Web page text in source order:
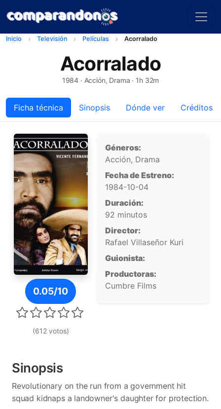
Inicio Televisión Películas Acorralado
Acorralado
1984 · Acción, Drama · 1h 32m
Ficha técnica Sinopsis Dónde ver Créditos
Ficha técnica
Póster de Acorralado
0.05/10
(612 votos)
Géneros:
Acción, Drama
Fecha de Estreno:
1984-10-04
Duración:
92 minutos
Director:
Rafael Villaseñor Kuri
Guionista:
Productoras:
Cumbre Films
Sinopsis
Revolutionary on the run from a government hit
squad kidnaps a landowner's daughter for protection.